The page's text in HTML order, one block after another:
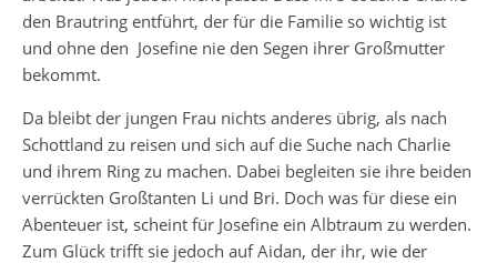
den Brautring entführt, der für die Familie so wichtig ist
und ohne den Josefine nie den Segen ihrer Großmutter
bekommt.
Da bleibt der jungen Frau nichts anderes übrig, als nach
Schottland zu reisen und sich auf die Suche nach Charlie
und ihrem Ring zu machen. Dabei begleiten sie ihre beiden
verrückten Großtanten Li und Bri. Doch was für diese ein
Abenteuer ist, scheint für Josefine ein Albtraum zu werden.
Zum Glück trifft sie jedoch auf Aidan, der ihr, wie der